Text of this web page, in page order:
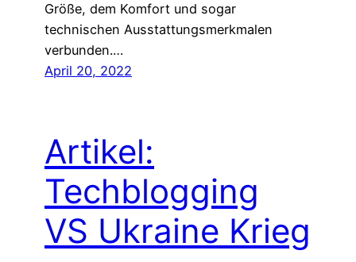
Größe, dem Komfort und sogar
technischen Ausstattungsmerkmalen
verbunden.…
April 20, 2022
Artikel:
Techblogging
VS Ukraine Krieg